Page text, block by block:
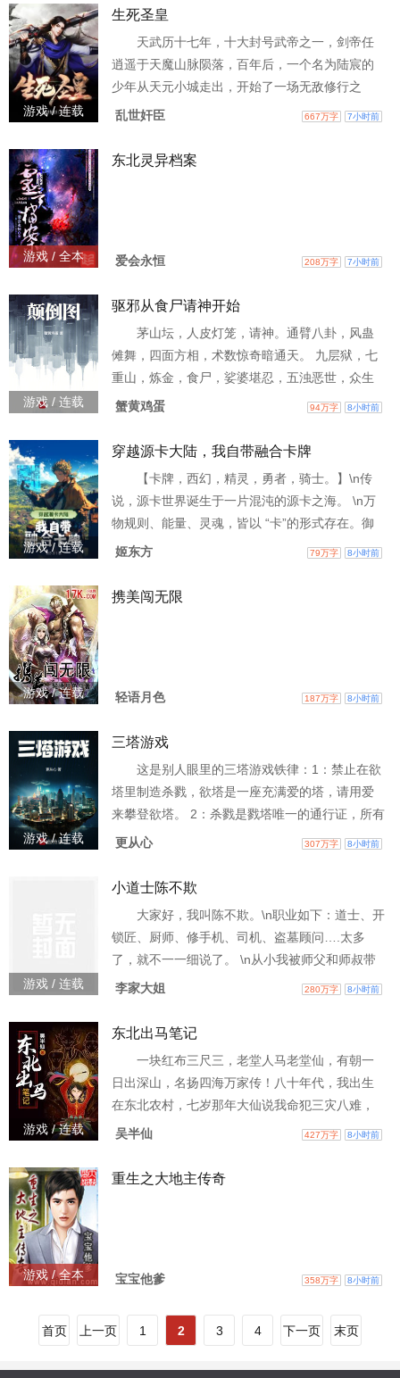
过一辈子，永远不能和我前世的亲人在一个同平
就在你旁边，你真的没发现？ 你让我叫你兰叔
叔，看着那些打你主意的女人！兰子卫你真的假
的？ 虽然现在你
游戏 / 连载
生死圣皇
天武历十七年，十大封号武帝之一，剑帝任
逍遥于天魔山脉陨落，百年后，一个名为陆宸的
少年从天元小城走出，开始了一场无敌修行之
旅。
乱世奸臣 667万字 7小时前
游戏 / 全本
东北灵异档案
爱会永恒 208万字 7小时前
游戏 / 连载
驱邪从食尸请神开始
茅山坛，人皮灯笼，请神。通臂八卦，风蛊
傩舞，四面方相，术数惊奇暗通天。 九层狱，七
重山，炼金，食尸，娑婆堪忍，五浊恶世，众生
颠倒，不差你我。 大家好，我叫陈瑛，能文能
在红旗下。 经历了一次非必要但是剧烈的阵痛之
生目标是寻找宇宙万法之源头，成为精通世间玄
奥秘术的贤者。 我司历史悠久，传承有序，专业
承揽各类土建工程
蟹黄鸡蛋 94万字 8小时前
游戏 / 连载
穿越源卡大陆，我自带融合卡牌
【卡牌，西幻，精灵，勇者，骑士。】\n传
说，源卡世界诞生于一片混沌的源卡之海。 \n万
物规则、能量、灵魂，皆以 “卡”的形式存在。御
兽卡、魔法卡、器具卡、召唤卡……能够感知并
奇，一个来自蓝星的友人，生前英勇抢救了一只
姬东方 79万字 8小时前
游戏 / 连载
携美闯无限
轻语月色 187万字 8小时前
游戏 / 连载
三塔游戏
这是别人眼里的三塔游戏铁律：1：禁止在欲
塔里制造杀戮，欲塔是一座充满爱的塔，请用爱
来攀登欲塔。 2：杀戮是戮塔唯一的通行证，所有
的戮塔生物，都是人类的敌人，请不要试图和怪
里的三塔游戏铁律：1：欲塔里全是不会杀戮的肥
营。3：我超爱诡塔的。
更从心 307万字 8小时前
游戏 / 连载
小道士陈不欺
大家好，我叫陈不欺。\n职业如下：道士、开
锁匠、厨师、修手机、司机、盗墓顾问….太多
了，就不一一细说了。 \n从小我被师父和师叔带
大！他们两个很牛逼！这也是我出山第一年回来
法都被我给糟蹋了！\n好在我专研了面相之术和两
命！ \n我这个人不太喜欢捉鬼除妖什么的，主要
是打不过！但是很多时候又必须去面对，我都是
尽可能
李家大姐 280万字 8小时前
游戏 / 连载
东北出马笔记
一块红布三尺三，老堂人马老堂仙，有朝一
日出深山，名扬四海万家传！八十年代，我出生
在东北农村，七岁那年大仙说我命犯三灾八难，
将来会出马顶香，我不信，却屡遭磨难。为了谋
吴半仙 427万字 8小时前
游戏 / 全本
重生之大地主传奇
宝宝他爹 358万字 8小时前
首页 上一页 1 2 3 4 下一页 末页